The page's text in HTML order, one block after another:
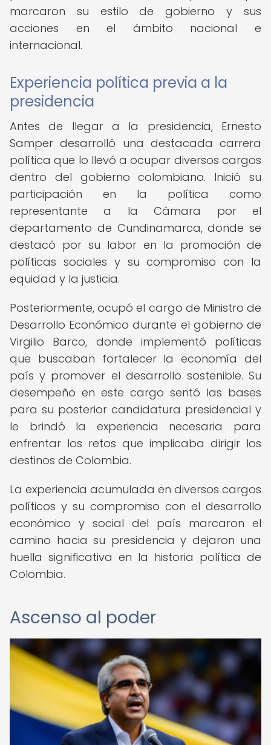
marcaron su estilo de gobierno y sus
acciones en el ámbito nacional e
internacional.
Experiencia política previa a la
presidencia
Antes de llegar a la presidencia, Ernesto
Samper desarrolló una destacada carrera
política que lo llevó a ocupar diversos cargos
dentro del gobierno colombiano. Inició su
participación en la política como
representante a la Cámara por el
departamento de Cundinamarca, donde se
destacó por su labor en la promoción de
políticas sociales y su compromiso con la
equidad y la justicia.
Posteriormente, ocupó el cargo de Ministro de
Desarrollo Económico durante el gobierno de
Virgilio Barco, donde implementó políticas
que buscaban fortalecer la economía del
país y promover el desarrollo sostenible. Su
desempeño en este cargo sentó las bases
para su posterior candidatura presidencial y
le brindó la experiencia necesaria para
enfrentar los retos que implicaba dirigir los
destinos de Colombia.
La experiencia acumulada en diversos cargos
políticos y su compromiso con el desarrollo
económico y social del país marcaron el
camino hacia su presidencia y dejaron una
huella significativa en la historia política de
Colombia.
Ascenso al poder